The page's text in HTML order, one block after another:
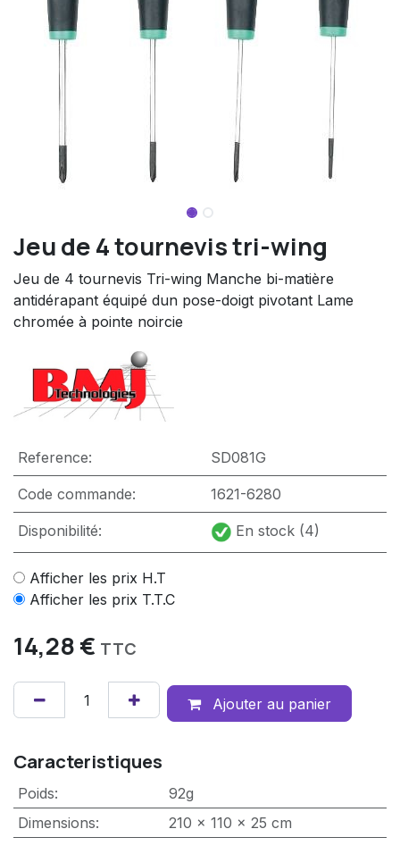
Jeu de 4 tournevis tri-wing
Jeu de 4 tournevis Tri-wing Manche bi-matière
antidérapant équipé dun pose-doigt pivotant Lame
chromée à pointe noircie
Reference: SD081G
Code commande: 1621-6280
Disponibilité: En stock (4)
Afficher les prix H.T
Afficher les prix T.T.C
14,28€ TTC
Ajouter au panier
Caracteristiques
Poids:
92g
Dimensions: 210 x 110 x 25 cm